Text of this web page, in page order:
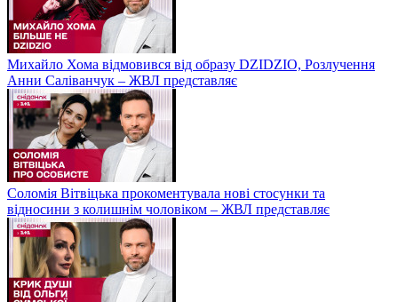
Михайло Хома відмовився від образу DZIDZIO, Розлучення
Анни Саліванчук – ЖВЛ представляє
Соломія Вітвіцька прокоментувала нові стосунки та
відносини з колишнім чоловіком – ЖВЛ представляє